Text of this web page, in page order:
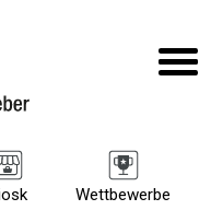
Wettbewerbe